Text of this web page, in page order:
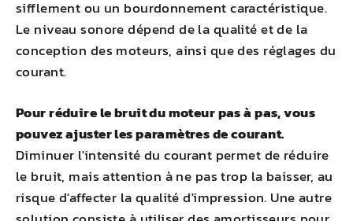
sifflement ou un bourdonnement caractéristique.
Le niveau sonore dépend de la qualité et de la
conception des moteurs, ainsi que des réglages du
courant.
Pour réduire le bruit du moteur pas à pas, vous
pouvez ajuster les paramètres de courant.
Diminuer l'intensité du courant permet de réduire
le bruit, mais attention à ne pas trop la baisser, au
risque d'affecter la qualité d'impression. Une autre